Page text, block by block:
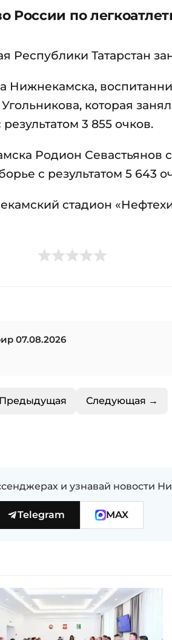
России по
Татарстан
Нижнекамска,
которая
3 855 очков.
Родион Севастьянов
с результатом 5 643
стадион
07.08.2026
Следующая →
и узнавай новости
Telegram MAX